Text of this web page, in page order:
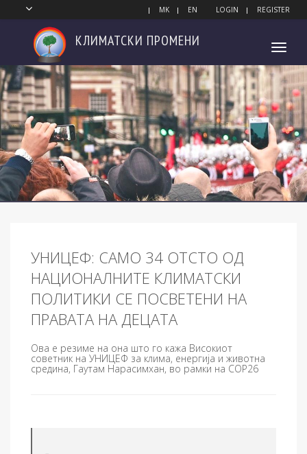
MK EN LOGIN REGISTER
Toggle
КЛИМАТСКИ ПРОМЕНИ
УНИЦЕФ: САМО 34 ОТСТО ОД
НАЦИОНАЛНИТЕ КЛИМАТСКИ
ПОЛИТИКИ СЕ ПОСВЕТЕНИ НА
ПРАВАТА НА ДЕЦАТА
Ова е резиме на она што го кажа Високиот
советник на УНИЦЕФ за клима, енергија и животна
средина, Гаутам Нарасимхан, во рамки на COP26